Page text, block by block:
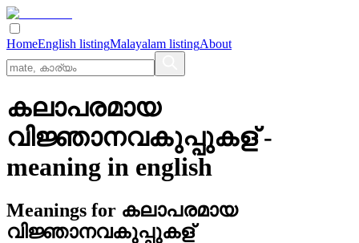
HomeEnglish listingMalayalam listingAbout
കലാപരമായ
വിജ്ഞാനവകുപ്പുകള്-
meaning in english
Meanings for കലാപരമായ
വിജ്ഞാനവകുപ്പുകള്